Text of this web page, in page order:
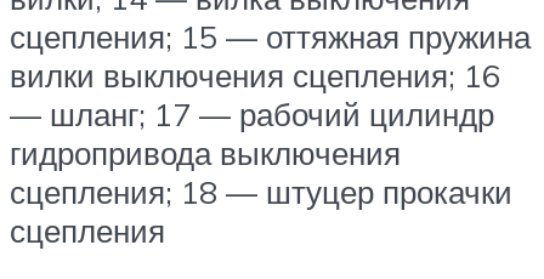
сцепления; 15 — оттяжная пружина
вилки выключения сцепления; 16
— шланг; 17 — рабочий цилиндр
гидропривода выключения
сцепления; 18 — штуцер прокачки
сцепления